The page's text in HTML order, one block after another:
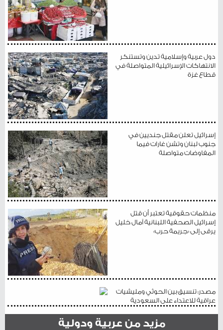
دول عربية وإسلامية تدين وتستنكر
الانتهاكات الإسرائيلية المتواصلة في
قطاع غزة
إسرائيل تعلن مقتل جنديين في
جنوب لبنان وتشن غارات فيما
المفاوضات متواصلة
منظمات حقوقية تعتبر أن قتل
إسرائيل الصحفية اللبنانية آمال خليل
يرقى إلى «جريمة حرب»
مصدر: تنسيق بين الحوثي ومليشيات
عراقية للاعتداء على السعودية
مزيد من عربية ودولية